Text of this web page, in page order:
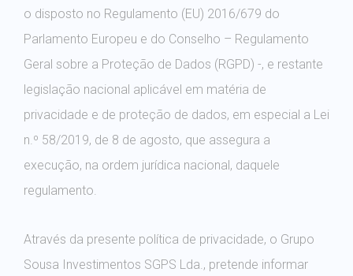
o disposto no Regulamento (EU) 2016/679 do
Parlamento Europeu e do Conselho – Regulamento
Geral sobre a Proteção de Dados (RGPD) -, e restante
legislação nacional aplicável em matéria de
privacidade e de proteção de dados, em especial a Lei
n.º 58/2019, de 8 de agosto, que assegura a
execução, na ordem jurídica nacional, daquele
regulamento.
Através da presente política de privacidade, o Grupo
Sousa Investimentos SGPS Lda., pretende informar